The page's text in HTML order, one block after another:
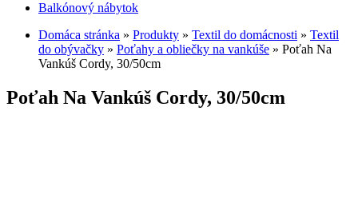
Balkónový nábytok
Domáca stránka » Produkty » Textil do domácnosti » Textil
do obývačky » Poťahy a obliečky na vankúše » Poťah Na
Vankúš Cordy, 30/50cm
Poťah Na Vankúš Cordy, 30/50cm